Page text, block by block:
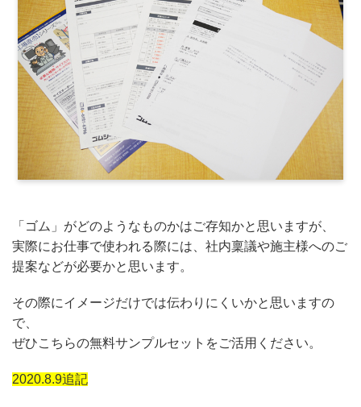
「ゴム」がどのようなものかはご存知かと思いますが、
実際にお仕事で使われる際には、社内稟議や施主様へのご
提案などが必要かと思います。
その際にイメージだけでは伝わりにくいかと思いますの
で、
ぜひこちらの無料サンプルセットをご活用ください。
2020.8.9追記